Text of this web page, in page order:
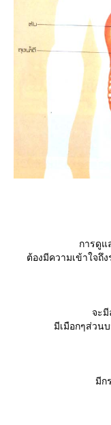
การดูแ
ต้องมีความเข้าใจถึ
จะ
มีเมือกๆส่วน
มีก